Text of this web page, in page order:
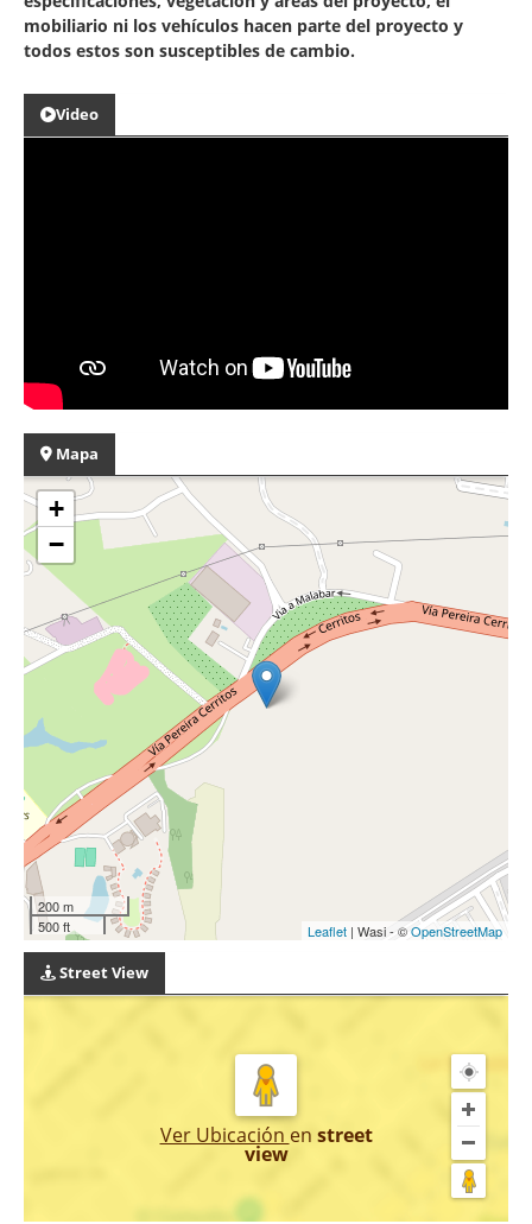
mobiliario ni los vehículos hacen parte del proyecto y
todos estos son susceptibles de cambio.
Video
Mapa
+
−
200 m
500 ft
Leaflet | Wasi - ©OpenStreetMap
Street View
Ver Ubicación en street
view